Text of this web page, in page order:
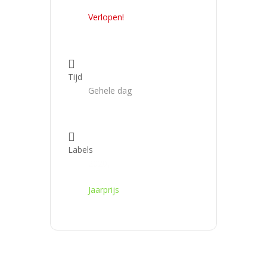
Verlopen!
Tijd
Gehele dag
Labels
Jaarprijs